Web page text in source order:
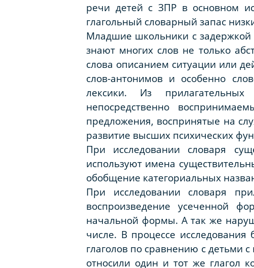
речи детей с ЗПР в основном
глагольный словарный запас
Младшие школьники с задержкой
знают многих слов не только
слова описанием ситуации или
слов-антонимов и особенно
лексики. Из
непосредственно
предложения, воспринятые на
развитие высших психических
При исследовании словаря
используют имена
обобщение категориальных
При исследовании словаря
воспроизведение усеченной
начальной формы. А так же
числе. В процессе
глаголов по сравнению с детьми
относили один и тот же глагол